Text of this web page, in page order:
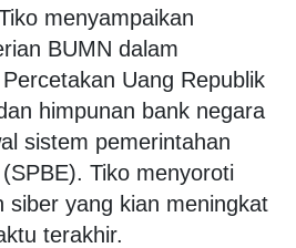
menyampaikan
BUMN dalam
Uang Republik
himpunan bank negara
sistem pemerintahan
Tiko menyoroti
siber yang kian meningkat
terakhir.